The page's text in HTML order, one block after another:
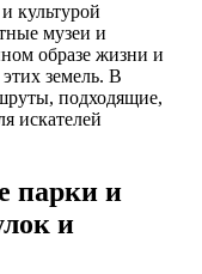
культурой
музеи и
образе жизни и
земель. В
подходящие,
искателей
парки и
и